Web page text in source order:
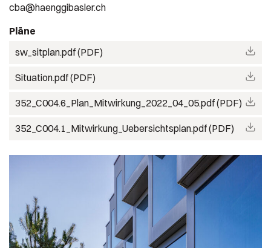
cba@haenggibasler.ch
Pläne
sw_sitplan.pdf (PDF)
Situation.pdf (PDF)
352_C004.6_Plan_Mitwirkung_2022_04_05.pdf (PDF)
352_C004.1_Mitwirkung_Uebersichtsplan.pdf (PDF)